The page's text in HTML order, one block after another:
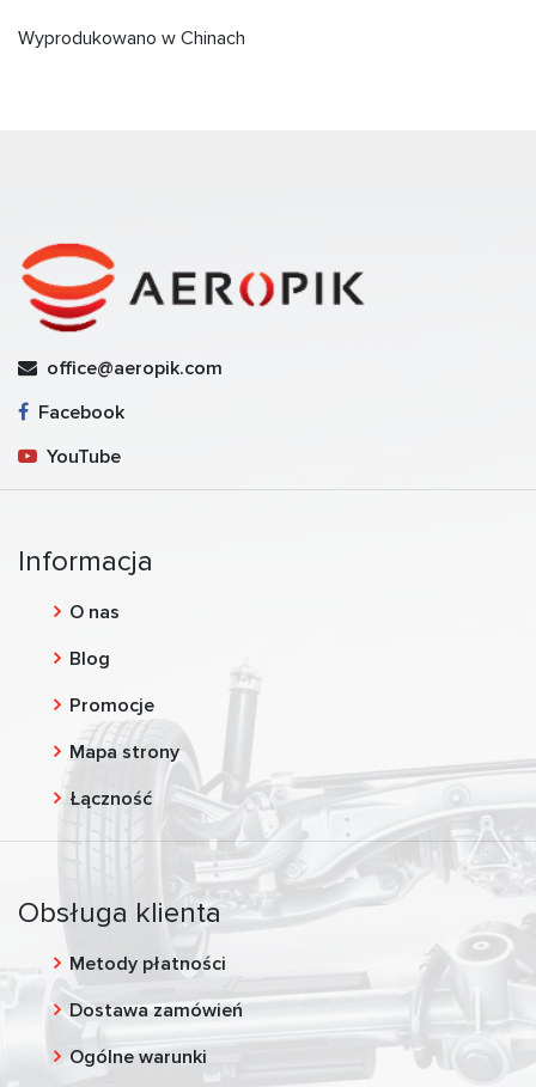
Wyprodukowano w Chinach
office@aeropik.com
Facebook
YouTube
Informacja
O nas
Blog
Promocje
Mapa strony
Łączność
Obsługa klienta
Metody płatności
Dostawa zamówień
Ogólne warunki